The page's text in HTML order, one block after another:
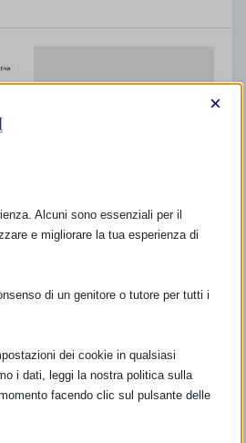
13 Novembre 2013
×
Alcuni sono essenziali per il
e migliorare la tua esperienza di
di un genitore o tutore per tutti i
dei cookie in qualsiasi
i dati, leggi la nostra politica sulla
facendo clic sul pulsante delle